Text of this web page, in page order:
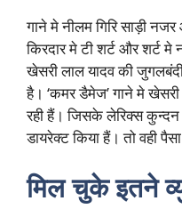
गाने मे नीलम गिरि साड़ी
किरदार मे टी शर्ट और शर्ट
खेसरी लाल यादव की
है। ‘कमर डैमेज’ गाने मे
रही हैं। जिसके लेरिक्स
डायरेक्ट किया हैं। तो वही
मिल चुके इतने